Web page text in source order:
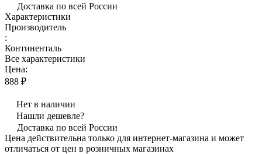
Доставка по всей России
Характеристики
Производитель
:
Континенталь
Все характеристики
Цена:
888 ₽
Нет в наличии
Нашли дешевле?
Доставка по всей России
Цена действительна только для интернет-магазина и может
отличаться от цен в розничных магазинах